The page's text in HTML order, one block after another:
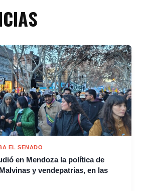
EL SENADO
en Mendoza la política de
y vendepatrias, en las